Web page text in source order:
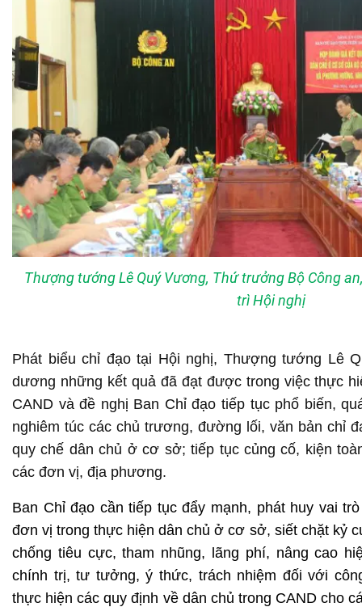
Thượng tướng Lê Quý Vương, Thứ trưởng Bộ Công
trì Hội nghị
Phát biểu chỉ đạo tại Hội nghị, Thượng tướng Lê
dương những kết quả đã đạt được trong việc thực
CAND và đề nghị Ban Chỉ đạo tiếp tục phổ biến,
nghiêm túc các chủ trương, đường lối, văn bản chỉ
quy chế dân chủ ở cơ sở; tiếp tục củng cố, kiện
các đơn vị, địa phương.
Ban Chỉ đạo cần tiếp tục đẩy mạnh, phát huy vai
đơn vị trong thực hiện dân chủ ở cơ sở, siết chặt kỷ
chống tiêu cực, tham nhũng, lãng phí, nâng cao
chính trị, tư tưởng, ý thức, trách nhiệm đối với
thực hiện các quy định về dân chủ trong CAND cho